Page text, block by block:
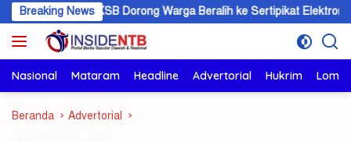
Langsung
ke
konten
Breaking News
BPN KSB Dorong Warga Beralih ke Sertipikat Elektronik
Nasional Mataram Headline Advertorial Hukrim
Beranda Advertorial